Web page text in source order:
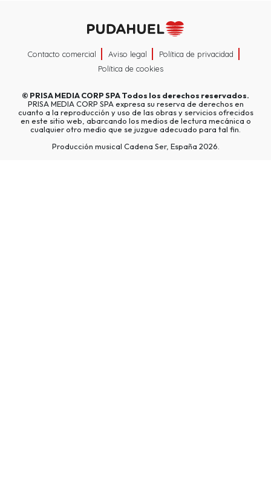
Contacto comercial Aviso legal
Política de privacidad
Política de cookies
© PRISA MEDIA CORP SPATodos los derechos reservados.
PRISA MEDIA CORP SPA expresa su reserva de derechos en
cuanto a la reproducción y uso de las obras y servicios ofrecidos
en este sitio web, abarcando los medios de lectura mecánica o
cualquier otro medio que se juzgue adecuado para tal fin.
Producción musical Cadena Ser, España 2026.